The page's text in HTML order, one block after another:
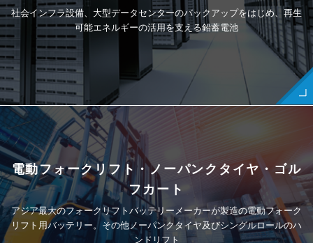
社会インフラ設備、大型データセンターのバックアップをはじめ、再生
可能エネルギーの活用を支える鉛蓄電池
電動フォークリフト・ノーパンクタイヤ・ゴル
フカート
アジア最大のフォークリフトバッテリーメーカーが製造の電動フォーク
リフト用バッテリー。その他ノーパンクタイヤ及びシングルロールのハ
ンドリフト